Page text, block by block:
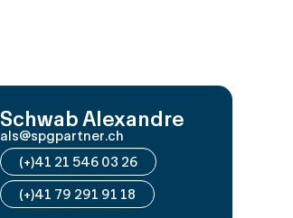
Schwab Alexandre
als@spgpartner.ch
(+)41 21 546 03 26
(+)41 79 291 91 18